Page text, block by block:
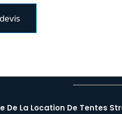
De La Location De Tentes